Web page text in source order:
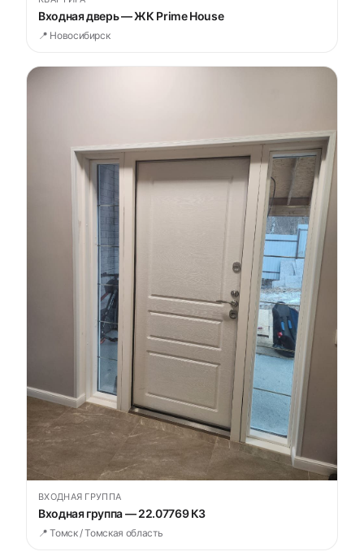
Входная дверь — ЖК Prime House
📍 Новосибирск
ВХОДНАЯ ГРУППА
Входная группа — 22.07769 К3
📍 Томск / Томская область